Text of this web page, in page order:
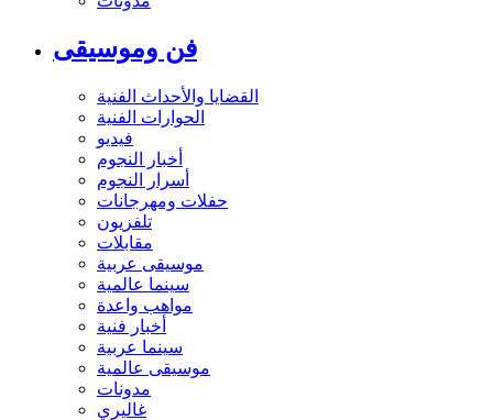
فن وموسيقى
القضايا والأحداث الفنية
الحوارات الفنية
فيديو
أخبار النجوم
أسرار النجوم
حفلات ومهرجانات
تلفزيون
مقابلات
موسيقى عربية
سينما عالمية
مواهب واعدة
أخبار فنية
سينما عربية
موسيقى عالمية
مدونات
غاليري